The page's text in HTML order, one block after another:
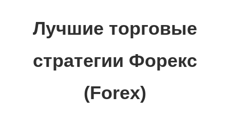
Лучшие торговые
стратегии Форекс
(Forex)